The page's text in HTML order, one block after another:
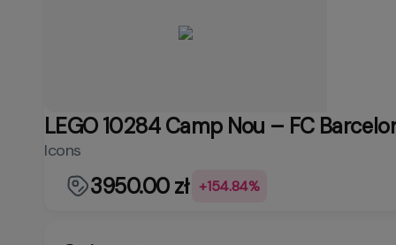
LEGO 10284 Camp Nou – FC
Icons
3950.00 zł +154.84%